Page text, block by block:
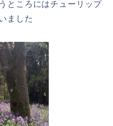
ところにはチューリップ
ました